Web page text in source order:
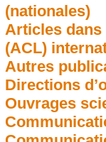
(nationales)
Articles dans
(ACL)
Autres
Directions
Ouvrages